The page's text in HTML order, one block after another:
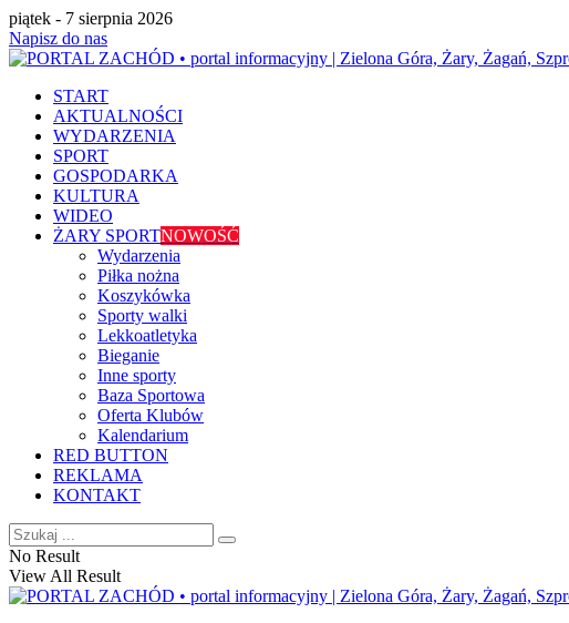
piątek - 7 sierpnia 2026
Napisz do nas
START
AKTUALNOŚCI
WYDARZENIA
SPORT
GOSPODARKA
KULTURA
WIDEO
ŻARY SPORTNOWOŚĆ
Wydarzenia
Piłka nożna
Koszykówka
Sporty walki
Lekkoatletyka
Bieganie
Inne sporty
Baza Sportowa
Oferta Klubów
Kalendarium
RED BUTTON
REKLAMA
KONTAKT
No Result
View All Result